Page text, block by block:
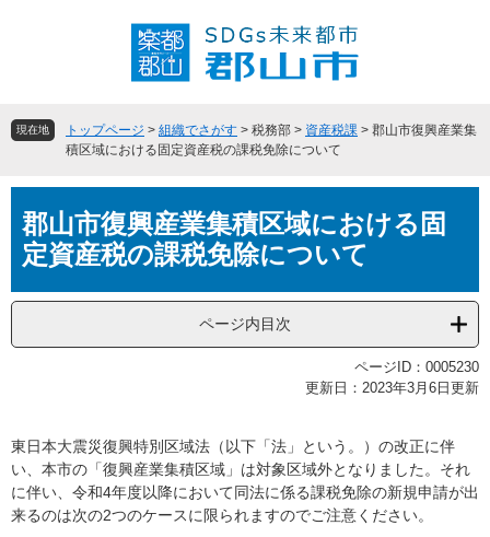
頭
飛現在地 トップページ > 組織でさがす > 税務部 > 資産税課 > 郡山市復興産業集
積区域における固定資産税の課税免除について
文郡山市復興産業集積区域における固
定資産税の課税免除について
ページ内目次
ページID：0005230
更新日：2023年3月6日更新
東日本大震災復興特別区域法（以下「法」という。）の改正に伴
い、本市の「復興産業集積区域」は対象区域外となりました。それ
に伴い、令和4年度以降において同法に係る課税免除の新規申請が出
来るのは次の2つのケースに限られますのでご注意ください。